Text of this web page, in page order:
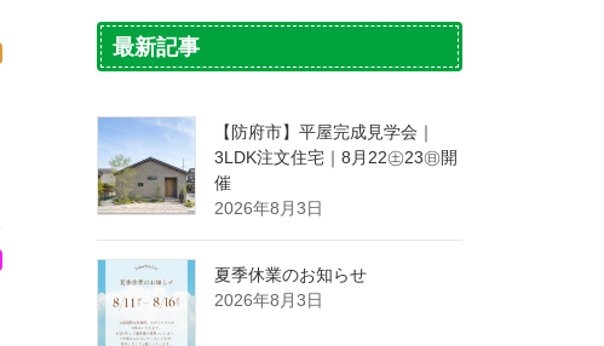
最新記事
【防府市】平屋完成見学会｜
3LDK注文住宅｜8月22㊏23㊐開
催
2026年8月3日
夏季休業のお知らせ
2026年8月3日